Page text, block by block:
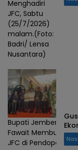
Menghadiri
JFC, Sabtu
(25/7/2026)
malam.(Foto:
Badri/ Lensa
Nusantara)
Bupati Jember Gus
Fawait Membuka
JFC di Pendopo